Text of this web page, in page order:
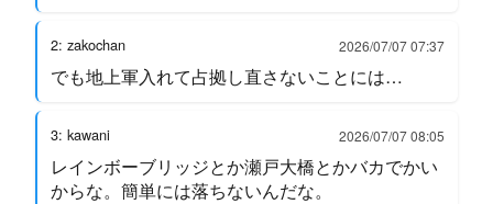
2: zakochan 2026/07/07 07:37
でも地上軍入れて占拠し直さないことには…
3: kawani 2026/07/07 08:05
レインボーブリッジとか瀬戸大橋とかバカでかい
からな。簡単には落ちないんだな。